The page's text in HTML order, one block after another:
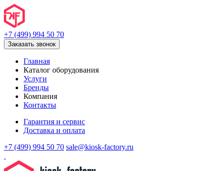
+7 (499) 994 50 70
Заказать звонок
Главная
Каталог оборудования
Услуги
Бренды
Компания
Контакты
Гарантия и сервис
Доставка и оплата
+7 (499) 994 50 70 sale@kiosk-factory.ru